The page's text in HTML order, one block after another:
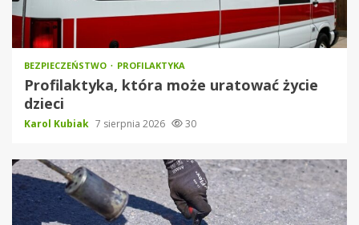
BEZPIECZEŃSTWO PROFILAKTYKA
Profilaktyka, która może uratować życie
dzieci
Karol Kubiak 7 sierpnia 2026 30